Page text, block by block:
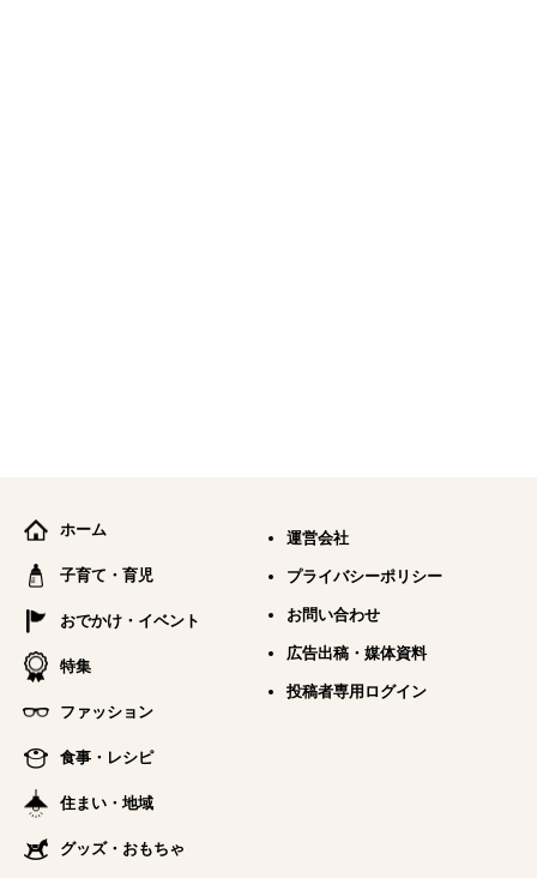
ホーム
子育て・育児
おでかけ・イベント
特集
ファッション
食事・レシピ
住まい・地域
グッズ・おもちゃ
運営会社
プライバシーポリシー
お問い合わせ
広告出稿・媒体資料
投稿者専用ログイン